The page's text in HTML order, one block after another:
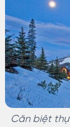
Căn biệt